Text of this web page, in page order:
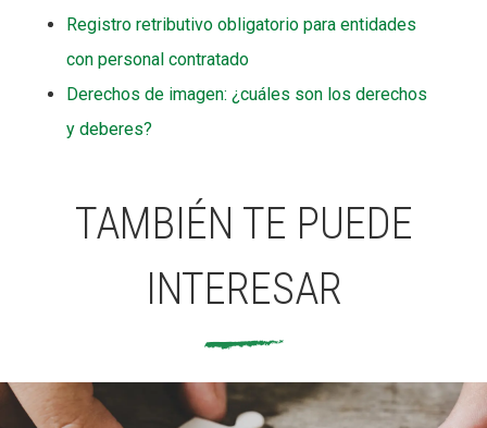
Registro retributivo obligatorio para entidades
con personal contratado
Derechos de imagen: ¿cuáles son los derechos
y deberes?
TAMBIÉN TE PUEDE
INTERESAR